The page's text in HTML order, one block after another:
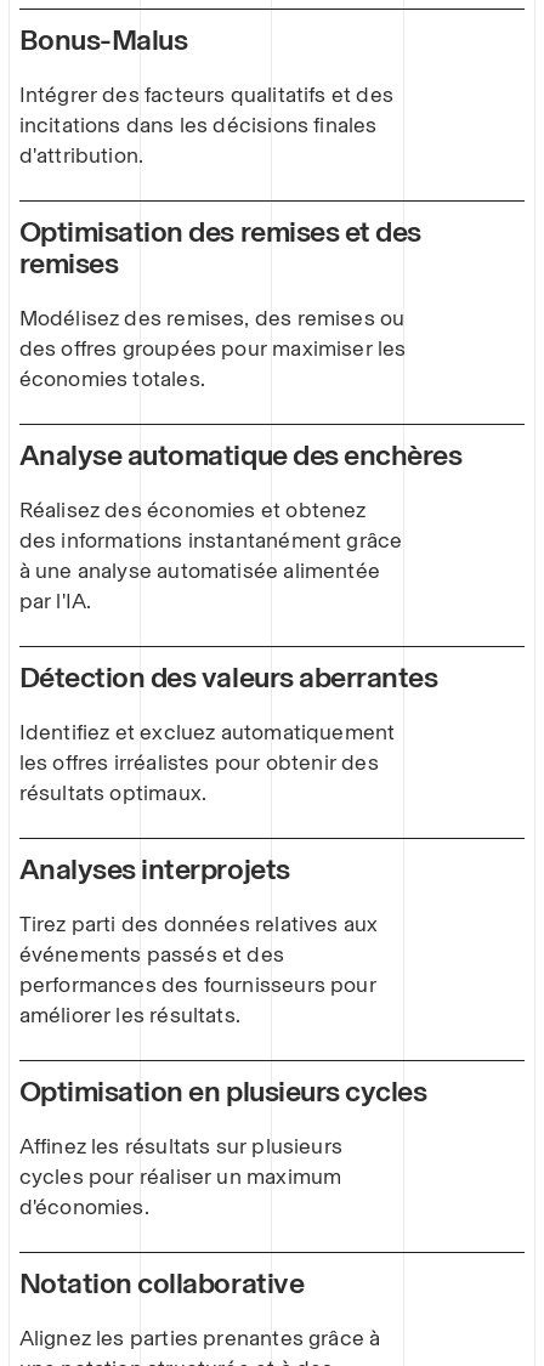
Bonus-Malus
Intégrer des facteurs qualitatifs et des
incitations dans les décisions finales
d'attribution.
Optimisation des remises et des
remises
Modélisez des remises, des remises ou
des offres groupées pour maximiser les
économies totales.
Analyse automatique des enchères
Réalisez des économies et obtenez
des informations instantanément grâce
à une analyse automatisée alimentée
par l'IA.
Détection des valeurs aberrantes
Identifiez et excluez automatiquement
les offres irréalistes pour obtenir des
résultats optimaux.
Analyses interprojets
Tirez parti des données relatives aux
événements passés et des
performances des fournisseurs pour
améliorer les résultats.
Optimisation en plusieurs cycles
Affinez les résultats sur plusieurs
cycles pour réaliser un maximum
d'économies.
Notation collaborative
Alignez les parties prenantes grâce à